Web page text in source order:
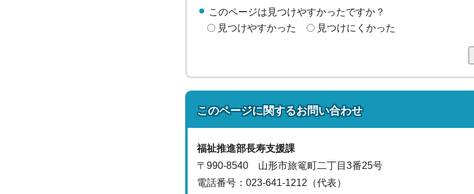
このページは見つけやすかったですか？
見つけやすかった
見つけにくかった
このページに関するお問い合わせ
福祉推進部長寿支援課
〒990-8540 山形市旅篭町二丁目3番25号
電話番号： 023-641-1212（代表）